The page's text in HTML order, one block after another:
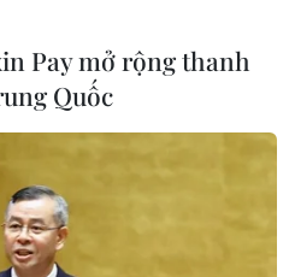
Quy định sử dụng
Hỗ trợ
Quảng cáo
Pay mở rộng thanh
Quốc